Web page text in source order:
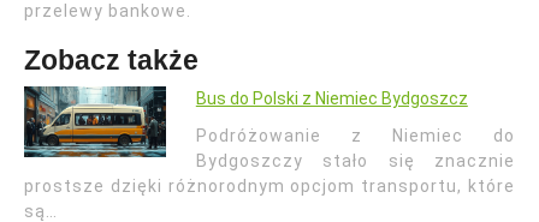
przelewy bankowe.
Zobacz także
Bus do Polski z Niemiec Bydgoszcz
Podróżowanie z Niemiec do
Bydgoszczy stało się znacznie
prostsze dzięki różnorodnym opcjom transportu, które
są…